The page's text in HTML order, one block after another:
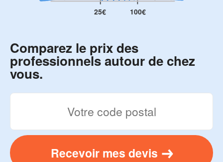
25€ 100€
Comparez le prix des
professionnels autour de chez
vous.
Recevoir mes devis